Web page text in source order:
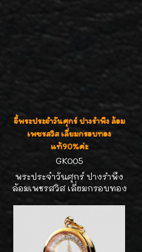
จี้พระประจำวันศุกร์ ปางรำพึง ล้อม
เพชรสวิส เลี่ยมกรอบทอง
แท้90%ค่ะ
GK005
พระประจำวันศุกร์ ปางรำพึง
ล้อมเพชรสวิส เลี่ยมกรอบทอง
2 สลึง- 1บาท ได้สวยๆ เหมาะ
เป็นของขวัญของฝาก น่ารักดี
ค่ะ